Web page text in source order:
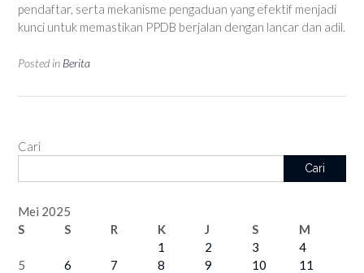
pendaftar, serta mekanisme pengaduan yang efektif menjadi
kunci untuk memastikan PPDB berjalan dengan lancar dan adil.
Posted in Berita
Cari
Cari
Mei 2025
S
S R K J S
M
1
2 3
4
5
6 7 8 9 10
11